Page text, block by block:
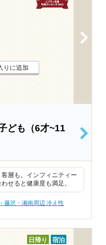
りに追加
ども（6才~11
>
層も。インフィニティー
せると健康度も満足。
藤沢・湘南周辺 冷え性
日帰り 宿泊